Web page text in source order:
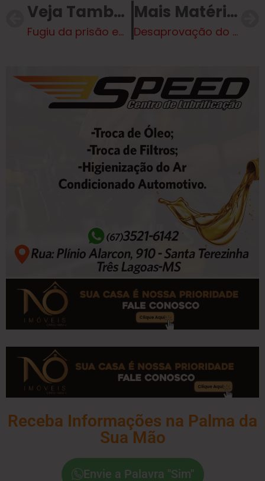
Veja Também
Fugiu da prisão em Campo Grande e foi capturado pela Polícia Civil em Três Lagoas
Mais Matérias
Desaprovação do governo Lula segue em alta e atinge 52%, aponta Genial/Quaest
Receba Informações na Palma da
Sua Mão
Envie a Palavra "Sim"